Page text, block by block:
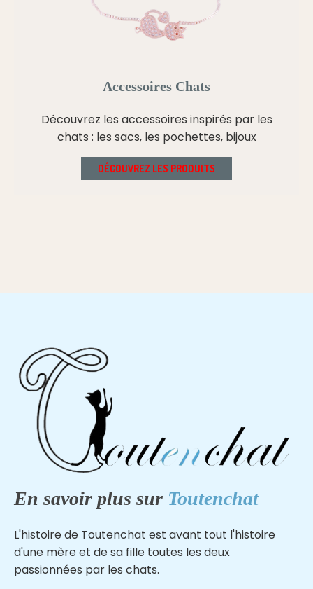
Accessoires Chats
Découvrez les accessoires inspirés par les
chats : les sacs, les pochettes, bijoux
DÉCOUVREZ LES PRODUITS
En savoir plus sur Toutenchat
L'histoire de Toutenchat est avant tout l'histoire
d'une mère et de sa fille toutes les deux
passionnées par les chats.